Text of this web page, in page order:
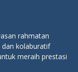
rahmatan
kolaburatif
meraih prestasi